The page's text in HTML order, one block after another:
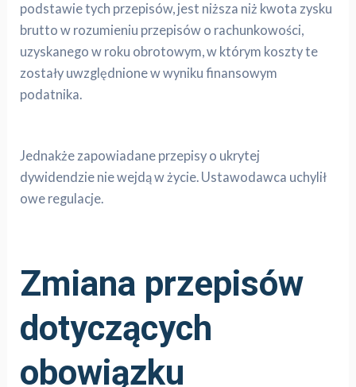
podstawie tych przepisów, jest niższa niż kwota zysku
brutto w rozumieniu przepisów o rachunkowości,
uzyskanego w roku obrotowym, w którym koszty te
zostały uwzględnione w wyniku finansowym
podatnika.
Jednakże zapowiadane przepisy o ukrytej
dywidendzie nie wejdą w życie. Ustawodawca uchylił
owe regulacje.
Zmiana przepisów
dotyczących
obowiązku